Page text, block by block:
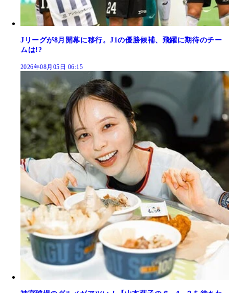
Jリーグが8月開幕に移行。J1の優勝候補、飛躍に期待のチー
ムは!?
2026年08月05日 06:15